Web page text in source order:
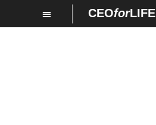
CEOforLIFE